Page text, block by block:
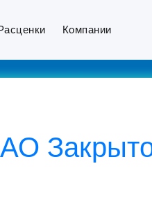
Компании